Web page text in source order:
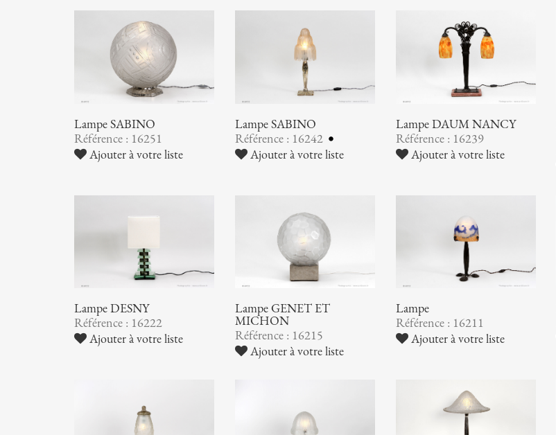
Lampe SABINO
Référence : 16251
Ajouter à votre liste
Lampe SABINO
Référence : 16242
Ajouter à votre liste
Lampe DAUM NANCY
Référence : 16239
Ajouter à votre liste
Lampe DESNY
Référence : 16222
Ajouter à votre liste
Lampe GENET ET
MICHON
Référence : 16215
Ajouter à votre liste
Lampe
Référence : 16211
Ajouter à votre liste